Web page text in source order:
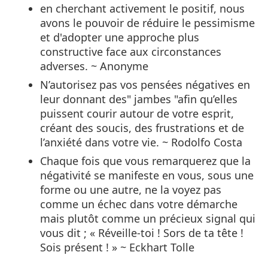
en cherchant activement le positif, nous
avons le pouvoir de réduire le pessimisme
et d'adopter une approche plus
constructive face aux circonstances
adverses. ~ Anonyme
N’autorisez pas vos pensées négatives en
leur donnant des" jambes "afin qu’elles
puissent courir autour de votre esprit,
créant des soucis, des frustrations et de
l’anxiété dans votre vie. ~ Rodolfo Costa
Chaque fois que vous remarquerez que la
négativité se manifeste en vous, sous une
forme ou une autre, ne la voyez pas
comme un échec dans votre démarche
mais plutôt comme un précieux signal qui
vous dit ; « Réveille-toi ! Sors de ta tête !
Sois présent ! » ~ Eckhart Tolle